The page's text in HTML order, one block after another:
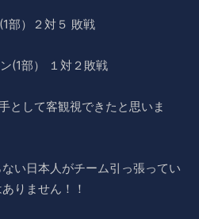
部）２対５ 敗戦
(1部） １対２敗戦
として客観視できたと思いま
い日本人がチーム引っ張ってい
りません！！